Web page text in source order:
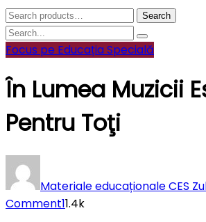
Search
for:
Search
Focus pe Educația Specială
În Lumea Muzicii
Pentru Toţi
Materiale educaționale CES
Comment11.4k